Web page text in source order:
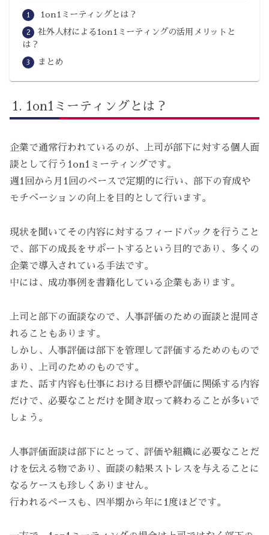
1on1ミーティングとは？
社外人材による1on1ミーティングの活用メリットと
は？
まとめ
1on1ミーティングとは？
企業で通常行われているのが、上司が部下に対する個人面
談として行う1on1ミーティングです。
週1回から月1回のペースで定期的に行い、部下の育成や
モチベーションの向上を目的として行います。
現状を聞いてその内容に対するフィードバックを行うこと
で、部下の成長をサポートするという目的であり、多くの
企業で導入されている手法です。
中には、成功事例を書籍化している企業もあります。
上司と部下の面談なので、人事評価のための面談と混同さ
れることもあります。
しかし、人事評価は部下を管理して評価するためのもので
あり、上司のためのものです。
また、話す内容も仕事における目標や評価に関係する内容
だけで、必要なことだけを聞き取って終わることが多いで
しょう。
人事評価面談は部下にとって、評価や組織に必要なことだ
けを伝える物であり、面談の結果ストレスを与えることに
なるケースも珍しくありません。
行われるペースも、四半期から年に1度ほどです。